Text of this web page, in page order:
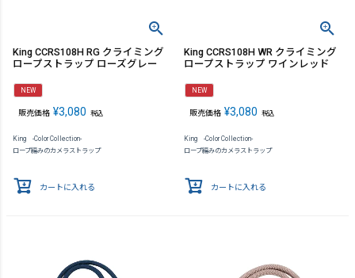
King CCRS108H RG クライミング
ロープストラップ ローズグレー
NEW
販売価格 ¥3,080 税込
King -Color Collection-
ロープ編みのカメラストラップ
カートに入れる
King CCRS108H WR クライミング
ロープストラップ ワインレッド
NEW
販売価格 ¥3,080 税込
King -Color Collection-
ロープ編みのカメラストラップ
カートに入れる